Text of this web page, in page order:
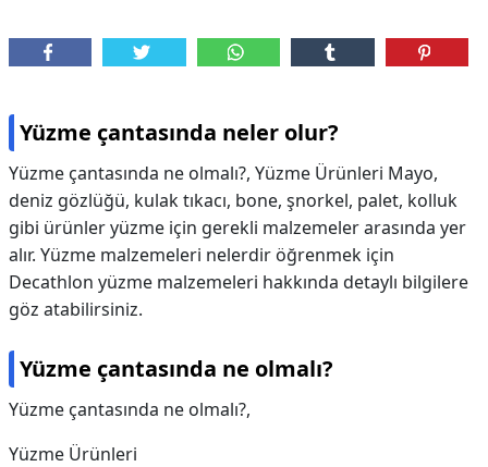
Yüzme çantasında neler olur?
Yüzme çantasında ne olmalı?, Yüzme Ürünleri Mayo,
deniz gözlüğü, kulak tıkacı, bone, şnorkel, palet, kolluk
gibi ürünler yüzme için gerekli malzemeler arasında yer
alır. Yüzme malzemeleri nelerdir öğrenmek için
Decathlon yüzme malzemeleri hakkında detaylı bilgilere
göz atabilirsiniz.
Yüzme çantasında ne olmalı?
Yüzme çantasında ne olmalı?,
Yüzme Ürünleri